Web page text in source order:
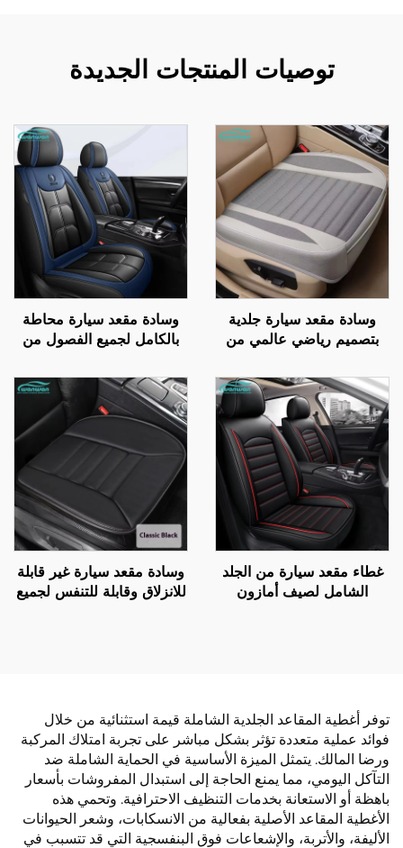
توصيات المنتجات الجديدة
وسادة مقعد سيارة جلدية
بتصميم رياضي عالمي من
وتدليك، مصنوعة من القماش
القطني، مناسبة لفصل الربيع
والصيف، متوافقة مع ماركة
Mazda
وسادة مقعد سيارة محاطة
بالكامل لجميع الفصول من
البوليستري لمقاعد السيارات
غطاء مقعد سيارة من الجلد
الشامل لصيف أمازون
وسادة مقعد سيارة غير قابلة
للانزلاق وقابلة للتنفس لجميع
توفر أغطية المقاعد الجلدية الشاملة قيمة استثنائية من خلال
فوائد عملية متعددة تؤثر بشكل مباشر على تجربة امتلاك المركبة
ورضا المالك. يتمثل الميزة الأساسية في الحماية الشاملة ضد
التآكل اليومي، مما يمنع الحاجة إلى استبدال المفروشات بأسعار
باهظة أو الاستعانة بخدمات التنظيف الاحترافية. وتحمي هذه
الأغطية المقاعد الأصلية بفعالية من الانسكابات، وشعر الحيوانات
الأليفة، والأتربة، والإشعاعات فوق البنفسجية التي قد تتسبب في